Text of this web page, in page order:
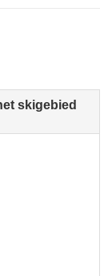
skigebied